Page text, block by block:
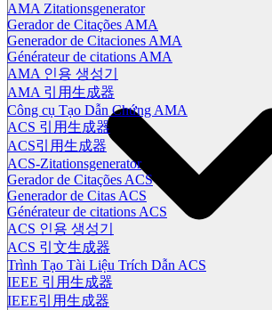
AMA Zitationsgenerator
Gerador de Citações AMA
Generador de Citaciones AMA
Générateur de citations AMA
AMA 인용 생성기
AMA 引用生成器
Công cụ Tạo Dẫn Chứng AMA
ACS 引用生成器
ACS引用生成器
ACS-Zitationsgenerator
Gerador de Citações ACS
Generador de Citas ACS
Générateur de citations ACS
ACS 인용 생성기
ACS 引文生成器
Trình Tạo Tài Liệu Trích Dẫn ACS
IEEE 引用生成器
IEEE引用生成器